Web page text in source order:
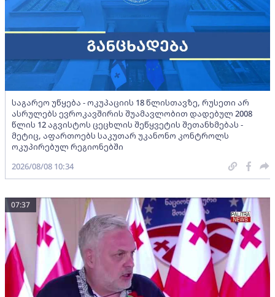
საგარეო უწყება - ოკუპაციის 18 წლისთავზე, რუსეთი არ
ასრულებს ევროკავშირის შუამავლობით დადებულ 2008
წლის 12 აგვისტოს ცეცხლის შეწყვეტის შეთანხმებას -
მეტიც, აფართოებს საკუთარ უკანონო კონტროლს
ოკუპირებულ რეგიონებში
2026/08/08 10:34
07:37